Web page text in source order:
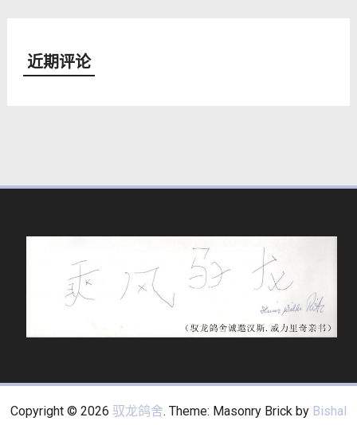
近期评论
Copyright © 2026 驭龙鸽舍. Theme: Masonry Brick by Bishal